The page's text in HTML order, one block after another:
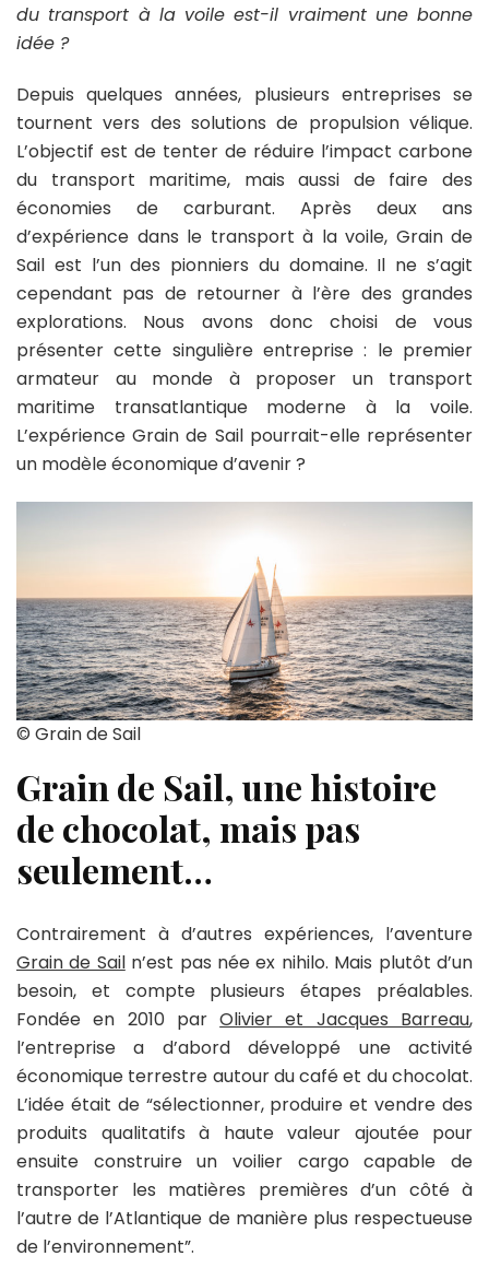
du transport à la voile est-il vraiment une bonne
idée ?
Depuis quelques années, plusieurs entreprises se
tournent vers des solutions de propulsion vélique.
L’objectif est de tenter de réduire l’impact carbone
du transport maritime, mais aussi de faire des
économies de carburant. Après deux ans
d’expérience dans le transport à la voile, Grain de
Sail est l’un des pionniers du domaine. Il ne s’agit
cependant pas de retourner à l’ère des grandes
explorations. Nous avons donc choisi de vous
présenter cette singulière entreprise : le premier
armateur au monde à proposer un transport
maritime transatlantique moderne à la voile.
L’expérience Grain de Sail pourrait-elle représenter
un modèle économique d’avenir ?
© Grain de Sail
Grain de Sail, une histoire
de chocolat, mais pas
seulement…
Contrairement à d’autres expériences, l’aventure
Grain de Sailn’est pas née ex nihilo. Mais plutôt d’un
besoin, et compte plusieurs étapes préalables.
Fondée en 2010 parOlivier et Jacques Barreau,
l’entreprise a d’abord développé une activité
économique terrestre autour du café et du chocolat.
L’idée était de “sélectionner, produire et vendre des
produits qualitatifs à haute valeur ajoutée pour
ensuite construire un voilier cargo capable de
transporter les matières premières d’un côté à
l’autre de l’Atlantique de manière plus respectueuse
de l’environnement”.